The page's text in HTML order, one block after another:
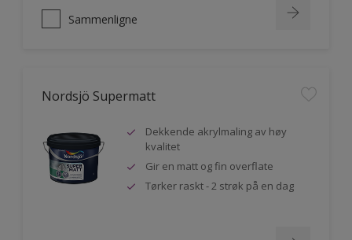
Sammenligne
Nordsjö Supermatt
Dekkende akrylmaling av høy
kvalitet
Gir en matt og fin overflate
Tørker raskt - 2 strøk på en dag